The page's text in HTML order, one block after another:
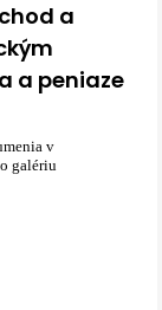
a
a peniaze
v
galériu